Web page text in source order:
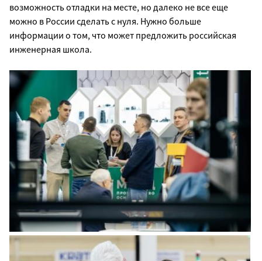
возможность отладки на месте, но далеко не все еще
можно в России сделать с нуля. Нужно больше
информации о том, что может предложить российская
инженерная школа.